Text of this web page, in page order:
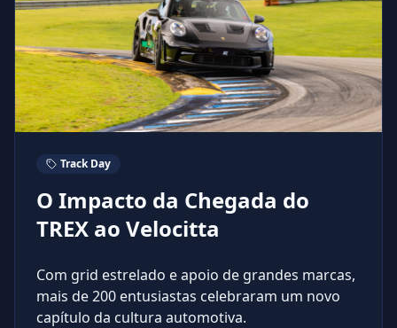
Track Day
O Impacto da Chegada do
TREX ao Velocitta
Com grid estrelado e apoio de grandes marcas,
mais de 200 entusiastas celebraram um novo
capítulo da cultura automotiva.